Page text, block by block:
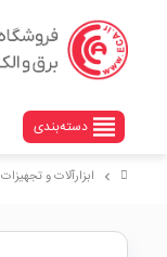
view_headline دسته‌بندی
chevron_right ابزارآلات و تجهیزات